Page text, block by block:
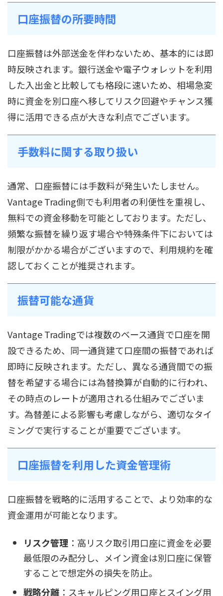
口座振替の所要時間
口座振替は外部送金を伴わないため、基本的には即
時反映されます。銀行送金や電子ウォレットを利用
した入出金と比較しても格段に速いため、相場急変
時に資金を別口座へ移してリスク回避やチャンス獲
得に活用できる点が大きな利点でございます。
手数料に関する取り扱い
通常、口座振替には手数料が発生いたしません。
Vantage Trading側でも利用者の利便性を重視し、
無料での資金移動を可能としております。ただし、
頻繁な振替を繰り返す場合や特殊条件下においては
制限がかかる場合がございますので、利用規約を確
認しておくことが推奨されます。
振替可能な通貨
Vantage Tradingでは複数のベース通貨で口座を開
設できるため、同一通貨建て口座間の振替であれば
即時に反映されます。ただし、異なる通貨間での振
替を希望する場合には為替換算が自動的に行われ、
その時点のレートが適用される仕組みでございま
す。為替差による影響も考慮しながら、適切なタイ
ミングで実行することが重要でございます。
口座振替を利用した資金管理術
口座振替を戦略的に活用することで、より効率的な
資金運用が可能となります。
リスク管理 ：高リスク取引用口座に資金を必要
最低限のみ配分し、メイン資金は別口座に保管
することで想定外の損失を防止。
戦略分離 ：スキャルピング用口座とスイング用